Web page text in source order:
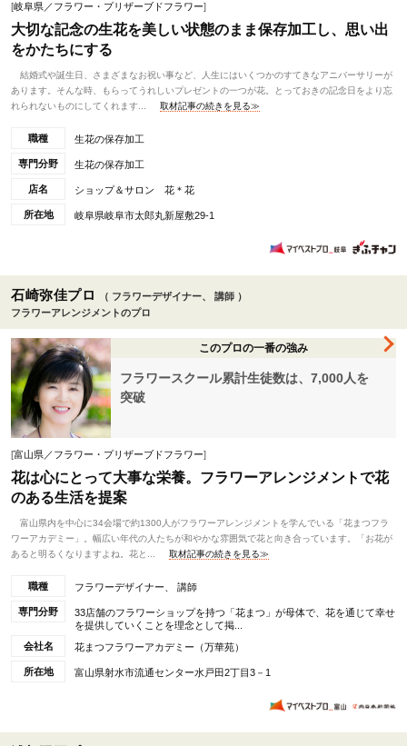
[岐阜県／フラワー・プリザーブドフラワー]
大切な記念の生花を美しい状態のまま保存加工し、思い出
をかたちにする
結婚式や誕生日、さまざまなお祝い事など、人生にはいくつかのすてきなアニバーサリーが
あります。そんな時、もらってうれしいプレゼントの一つが花。とっておきの記念日をより忘
れられないものにしてくれます...
取材記事の続きを見る≫
職種 生花の保存加工
専門分野 生花の保存加工
店名 ショップ＆サロン 花＊花
所在地 岐阜県岐阜市太郎丸新屋敷29-1
石崎弥佳プロ
（ フラワーデザイナー、 講師 ）
フラワーアレンジメントのプロ
このプロの一番の強み
フラワースクール累計生徒数は、7,000人を
突破
[富山県／フラワー・プリザーブドフラワー]
花は心にとって大事な栄養。フラワーアレンジメントで花
のある生活を提案
富山県内を中心に34会場で約1300人がフラワーアレンジメントを学んでいる「花まつフラ
ワーアカデミー」。幅広い年代の人たちが和やかな雰囲気で花と向き合っています。「お花が
あると明るくなりますよね。花と...
取材記事の続きを見る≫
職種 フラワーデザイナー、 講師
専門分野
33店舗のフラワーショップを持つ「花まつ」が母体で、花を通じて幸せ
を提供していくことを理念として掲...
会社名
花まつフラワーアカデミー（万華苑）
所在地 富山県射水市流通センター水戸田2丁目3－1